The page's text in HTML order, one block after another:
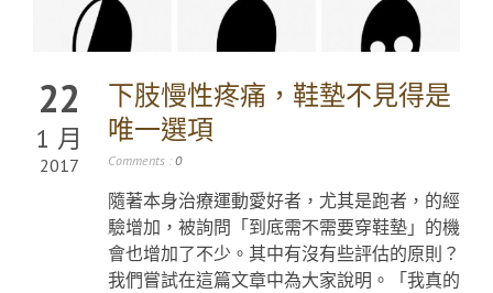
22
1 月
2017
下肢慢性疼痛，鞋墊不見得是
唯一選項
Comments : 0
隨著本身治療運動愛好者，尤其是跑者，的經
驗增加，被詢問「到底需不需要穿鞋墊」的機
會也增加了不少。其中有沒有些評估的原則？
我們嘗試在這篇文章中為大家說明。「我真的